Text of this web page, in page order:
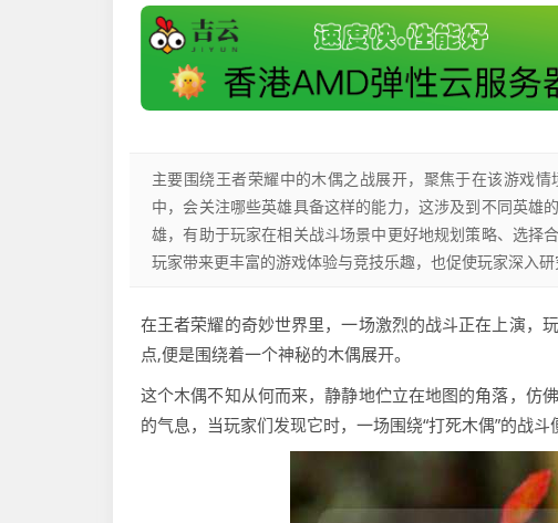
主要围绕王者荣耀中的木偶之战展开，聚焦于在该游戏
中，会关注哪些英雄具备这样的能力，这涉及到不同英雄
雄，有助于玩家在相关战斗场景中更好地规划策略、选择
玩家带来更丰富的游戏体验与竞技乐趣，也促使玩家深入研
在王者荣耀的奇妙世界里，一场激烈的战斗正在上演，
点,便是围绕着一个神秘的木偶展开。
这个木偶不知从何而来，静静地伫立在地图的角落，仿
的气息，当玩家们发现它时，一场围绕“打死木偶”的战斗